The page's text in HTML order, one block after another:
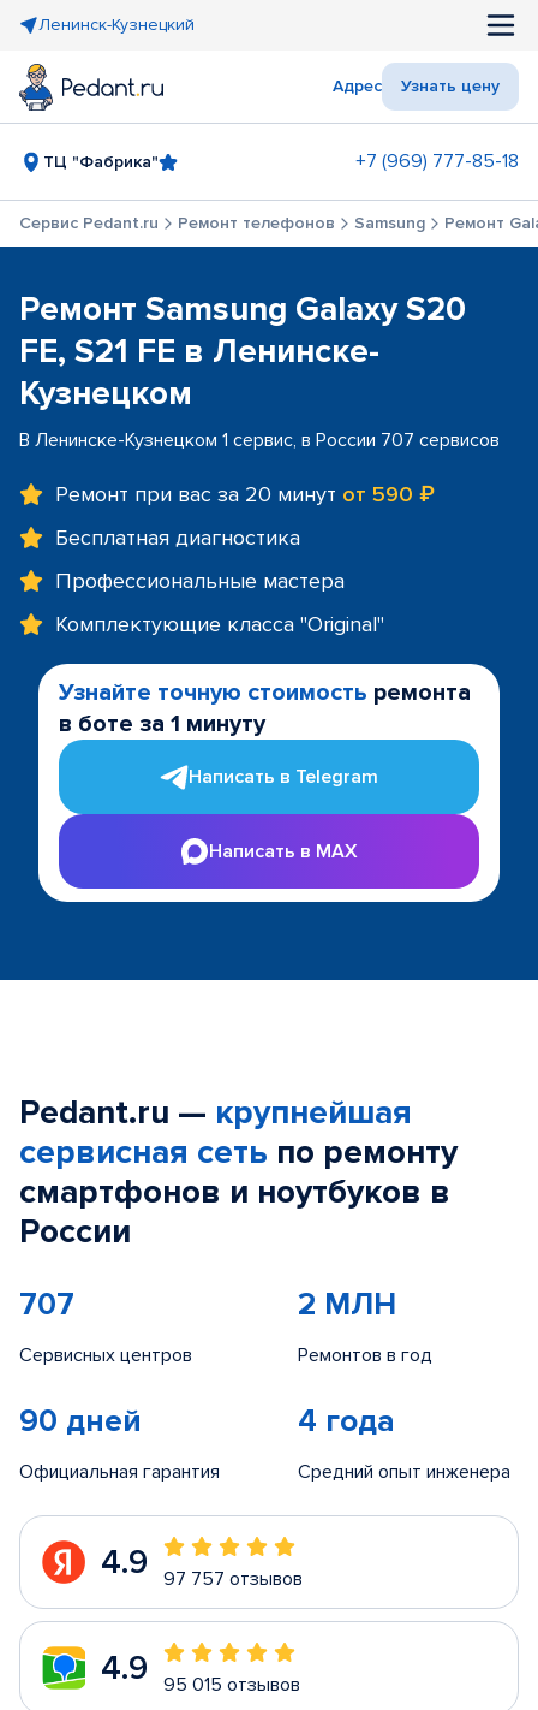
Ленинск-Кузнецкий
Адрес Узнать цену
ТЦ "Фабрика" +7 (969) 777-85-18
Сервис Pedant.ru Ремонт телефонов Samsung Ремонт
Ремонт Samsung Galaxy S20
FE, S21 FE в Ленинске-
Кузнецком
В Ленинске-Кузнецком 1 сервис, в России 707 сервисов
Ремонт при вас за 20 минут от 590 ₽
Бесплатная диагностика
Профессиональные мастера
Комплектующие класса "Original"
Узнайте точную стоимость ремонта
в боте за 1 минуту
Написать в Telegram
Написать в MAX
Pedant.ru — крупнейшая
сервисная сеть по ремонту
смартфонов и ноутбуков в
России
707
Сервисных центров
2 МЛН
Ремонтов в год
90 дней
Официальная гарантия
4 года
Средний опыт инженера
4.9 97 757 отзывов
4.9 95 015 отзывов